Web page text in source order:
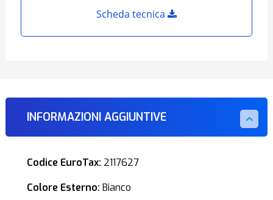
Scheda tecnica
INFORMAZIONI AGGIUNTIVE
Codice EuroTax: 2117627
Colore Esterno: Bianco